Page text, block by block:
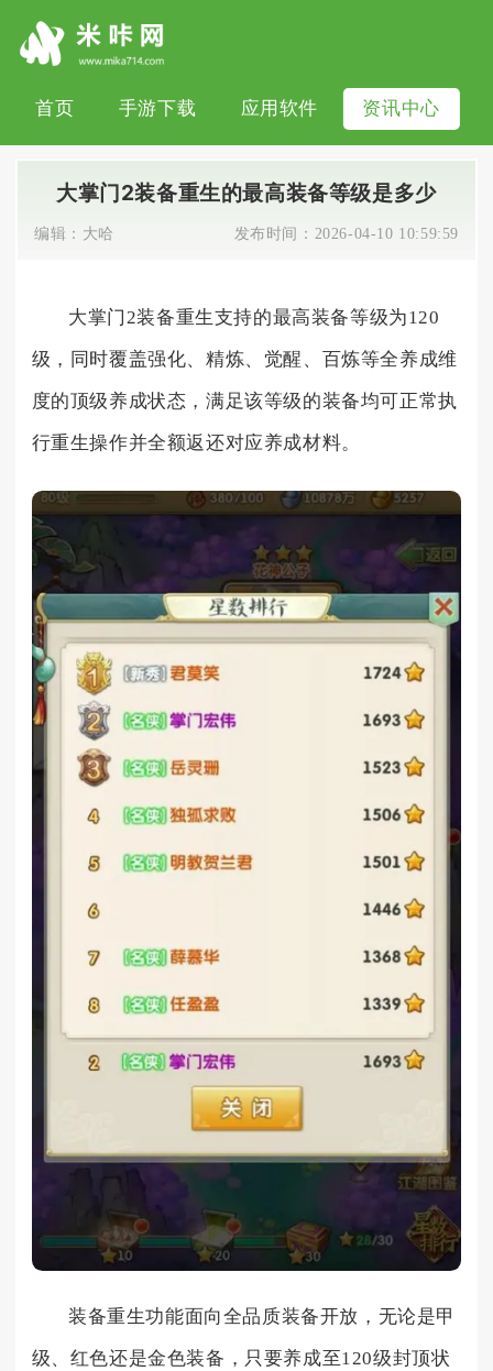
首页 手游下载 应用软件 资讯中心
大掌门2装备重生的最高装备等级是多少
编辑： 大哈 发布时间： 2026-04-10 10:59:59
大掌门2装备重生支持的最高装备等级为120
级，同时覆盖强化、精炼、觉醒、百炼等全养成维
度的顶级养成状态，满足该等级的装备均可正常执
行重生操作并全额返还对应养成材料。
装备重生功能面向全品质装备开放，无论是甲
级、红色还是金色装备，只要养成至120级封顶状